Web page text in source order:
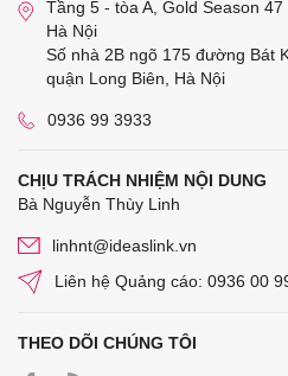
Tầng 5 - tòa A, Gold Season
Hà Nội
Số nhà 2B ngõ 175 đường Bát
quận Long Biên, Hà Nội
0936 99 3933
CHỊU TRÁCH NHIỆM NỘI DUNG
Bà Nguyễn Thùy Linh
linhnt@ideaslink.vn
Liên hệ Quảng cáo: 0936 00
THEO DÕI CHÚNG TÔI